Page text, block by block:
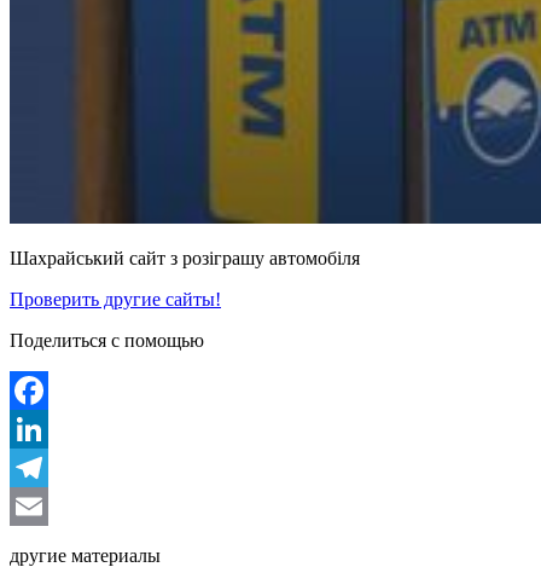
Шахрайський сайт з розіграшу автомобіля
Проверить другие сайты!
Поделиться с помощью
Facebook
LinkedIn
Telegram
другие материалы